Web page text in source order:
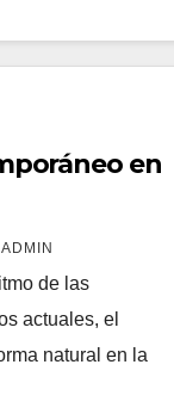
en
ADMIN
de las
actuales, el
natural en la